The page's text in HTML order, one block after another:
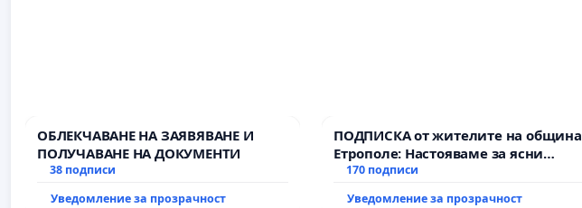
ОБЛЕКЧАВАНЕ НА ЗАЯВЯВАНЕ И
ПОЛУЧАВАНЕ НА ДОКУМЕНТИ
38 подписи
Уведомление за прозрачност
ПОДПИСКА от жителите на община
Етрополе: Настояваме за ясни
гаранции от “Елаците-МЕД” АД и от
170 подписи
Уведомление за прозрачност